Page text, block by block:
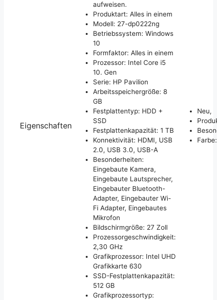
Eigenschaften
aufweisen.
Produktart: Alles in einem
Modell: 27-dp0222ng
Betriebssystem: Windows
10
Formfaktor: Alles in einem
Prozessor: Intel Core i5
10. Gen
Serie: HP Pavilion
Arbeitsspeichergröße: 8
GB
Festplattentyp: HDD +
SSD
Festplattenkapazität: 1 TB
Konnektivität: HDMI, USB
2.0, USB 3.0, USB-A
Besonderheiten:
Eingebaute Kamera,
Eingebaute Lautsprecher,
Eingebauter Bluetooth-
Adapter, Eingebauter Wi-
Fi Adapter, Eingebautes
Mikrofon
Bildschirmgröße: 27 Zoll
Prozessorgeschwindigkeit:
2,30 GHz
Grafikprozessor: Intel UHD
Grafikkarte 630
SSD-Festplattenkapazität:
512 GB
Grafikprozessortyp:
Neu,